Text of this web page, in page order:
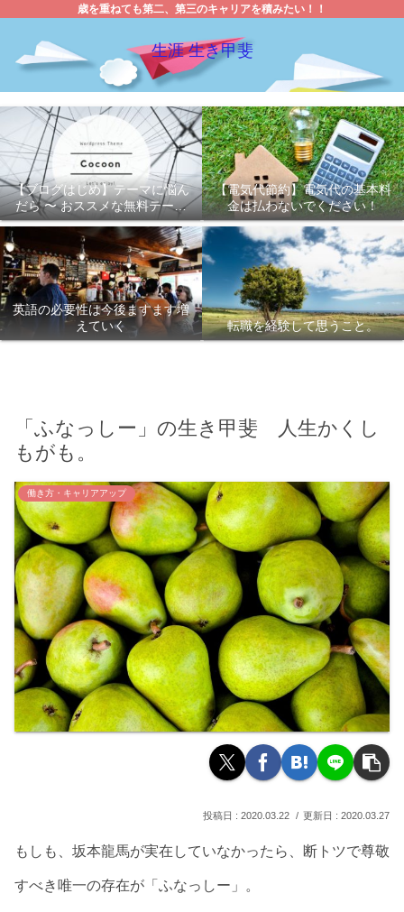
歳を重ねても第二、第三のキャリアを積みたい！！
生涯 生き甲斐
【ブログはじめ】テーマに悩ん
だら 〜 おススメな無料テーマ
「Cocoon 」
【電気代節約】電気代の基本料
金は払わないでください！
英語の必要性は今後ますます増
えていく
転職を経験して思うこと。
「ふなっしー」の生き甲斐 人生かくし
もがも。
働き方・キャリアアップ
2020.03.22 2020.03.27
もしも、坂本龍馬が実在していなかったら、断トツで尊敬
すべき唯一の存在が「ふなっしー」。